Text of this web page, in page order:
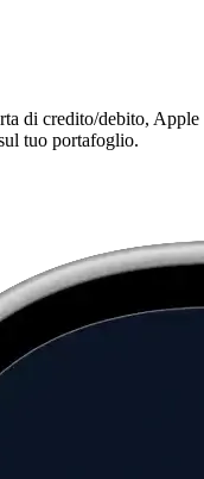
di credito/debito, Apple
tuo portafoglio.